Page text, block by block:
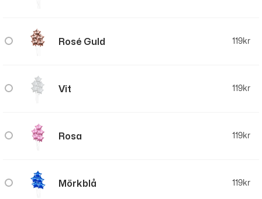
Rosé Guld 119kr
Vit 119kr
Rosa 119kr
Mörkblå 119kr